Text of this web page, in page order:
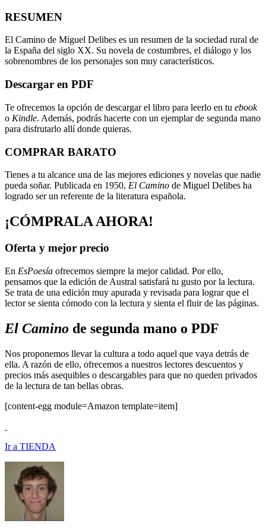
RESUMEN
El Camino de Miguel Delibes es un resumen de la sociedad rural de
la España del siglo XX. Su novela de costumbres, el diálogo y los
sobrenombres de los personajes son muy característicos.
Descargar en PDF
Te ofrecemos la opción de descargar el libro para leerlo en tu ebook
o Kindle. Además, podrás hacerte con un ejemplar de segunda mano
para disfrutarlo allí donde quieras.
COMPRAR BARATO
Tienes a tu alcance una de las mejores ediciones y novelas que nadie
pueda soñar. Publicada en 1950, El Camino de Miguel Delibes ha
logrado ser un referente de la literatura española.
¡CÓMPRALA AHORA!
Oferta y mejor precio
En EsPoesía ofrecemos siempre la mejor calidad. Por ello,
pensamos que la edición de Austral satisfará tu gusto por la lectura.
Se trata de una edición muy apurada y revisada para lograr que el
lector se sienta cómodo con la lectura y sienta el fluir de las páginas.
El Camino de segunda mano o PDF
Nos proponemos llevar la cultura a todo aquel que vaya detrás de
ella. A razón de ello, ofrecemos a nuestros lectores descuentos y
precios más asequibles o descargables para que no queden privados
de la lectura de tan bellas obras.
[content-egg module=Amazon template=item]
Ir a TIENDA